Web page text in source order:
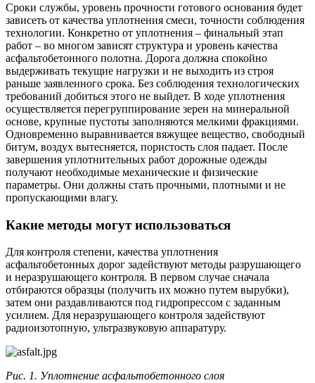
Сроки службы, уровень прочности готового основания будет
зависеть от качества уплотнения смеси, точности соблюдения
технологии. Конкретно от уплотнения – финальный этап
работ – во многом зависят структура и уровень качества
асфальтобетонного полотна. Дорога должна спокойно
выдерживать текущие нагрузки и не выходить из строя
раньше заявленного срока. Без соблюдения технологических
требований добиться этого не выйдет. В ходе уплотнения
осуществляется перегруппирование зерен на минеральной
основе, крупные пустоты заполняются мелкими фракциями.
Одновременно выравнивается вяжущее вещество, свободный
битум, воздух вытесняется, пористость слоя падает. После
завершения уплотнительных работ дорожные одежды
получают необходимые механические и физические
параметры. Они должны стать прочными, плотными и не
пропускающими влагу.
Какие методы могут использоваться
Для контроля степени, качества уплотнения
асфальтобетонных дорог задействуют методы разрушающего
и неразрушающего контроля. В первом случае сначала
отбираются образцы (получить их можно путем вырубки),
затем они раздавливаются под гидропрессом с заданным
усилием. Для неразрушающего контроля задействуют
радиоизотопную, ультразвуковую аппаратуру.
Рис. 1. Уплотнение асфальтобетонного слоя